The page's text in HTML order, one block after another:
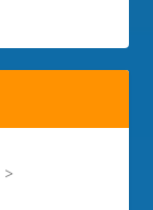
>